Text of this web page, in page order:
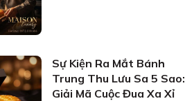
Sự Kiện Ra Mắt Bánh
Trung Thu Lưu Sa 5 Sao:
Giải Mã Cuộc Đua Xa Xỉ